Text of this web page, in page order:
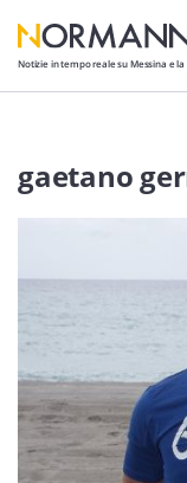
Notizie in tempo reale su Messina e la
Cronaca
Lavoro
Società
Economia
gaetano